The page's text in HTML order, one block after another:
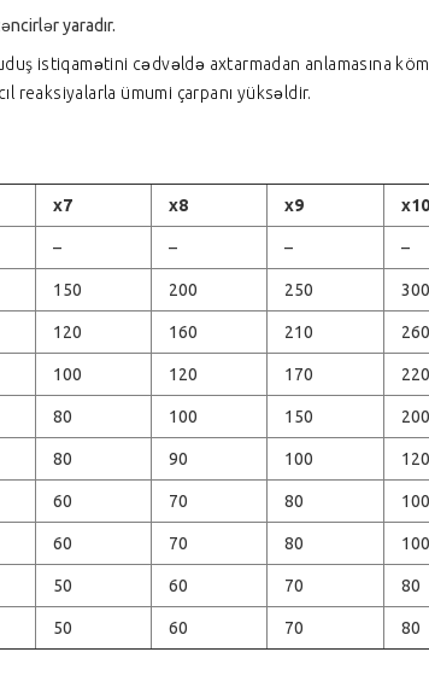
yaradır.
istiqamətini cədvəldə axtarmadan anlamasına
reaksiyalarla ümumi çarpanı yüksəldir.
x7 x8 x9 x10
– – – –
150 200 250 300
120 160 210 260
100 120 170 220
80 100 150 200
80 90 100 120
60 70 80 100
60 70 80 100
50 60 70 80
50 60 70 80